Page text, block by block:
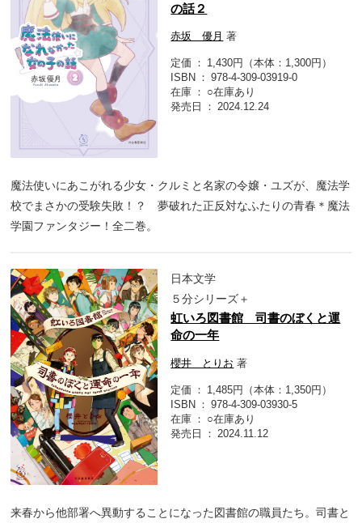
の話２
赤坂 優月 著
定価
1,430円（本体：1,300円）
ISBN
978-4-309-03919-0
在庫
○在庫あり
発売日
2024.12.24
魔法使いにあこがれる少女・クルミと名家の令嬢・ユズが、魔法学
校でまさかの受験失敗！？ 夢破れた正反対なふたりの青春＊魔法
学園ファンタジー！全二巻。
日本文学
５分シリーズ＋
虹いろ図書館 司書のぼくと運
命の一年
櫻井 とりお 著
定価
1,485円（本体：1,350円）
ISBN
978-4-309-03930-5
在庫
○在庫あり
発売日
2024.11.12
来春から他部署へ異動することになった図書館の職員たち。司書と